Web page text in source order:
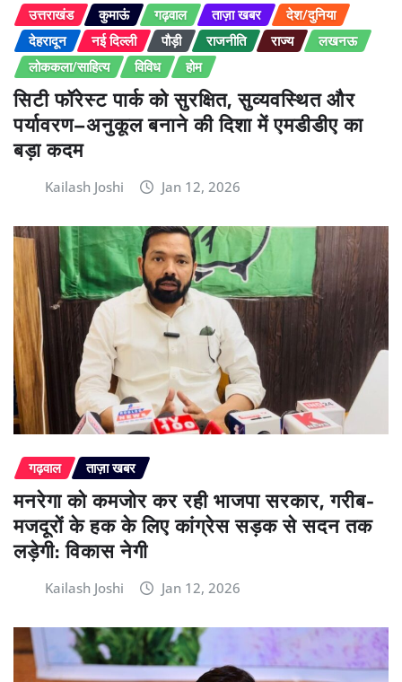
उत्तराखंड कुमाऊं गढ़वाल ताज़ा खबर
देश/दुनिया
देहरादून
नई दिल्ली पौड़ी राजनीति राज्य
लखनऊ
लोककला/साहित्य
विविध होम
सिटी फॉरेस्ट पार्क को सुरक्षित, सुव्यवस्थित और
पर्यावरण–अनुकूल बनाने की दिशा में एमडीडीए का
बड़ा कदम
Kailash Joshi Jan 12, 2026
गढ़वाल ताज़ा खबर
मनरेगा को कमजोर कर रही भाजपा सरकार, गरीब-
मजदूरों के हक के लिए कांग्रेस सड़क से सदन तक
लड़ेगी: विकास नेगी
Kailash Joshi Jan 12, 2026